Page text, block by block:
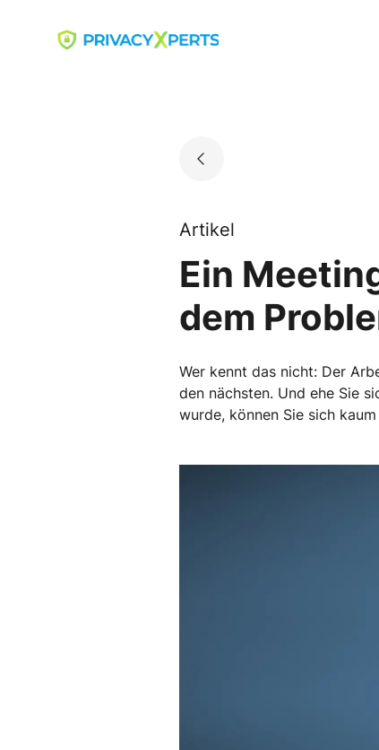
Go to landing page.
Artikel
Ein
dem
Wer kennt das nicht: Der
den nächsten. Und ehe Sie
wurde, können Sie sich